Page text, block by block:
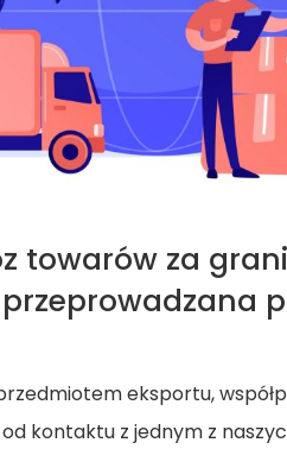
towarów za
eksportu,
kontaktu z jednym z